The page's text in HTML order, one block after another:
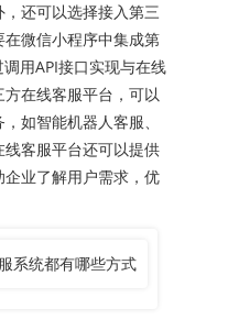
还可以选择接入第三
微信小程序中集成第
用API接口实现与在线
在线客服平台，可以
如智能机器人客服、
客服平台还可以提供
业了解用户需求，优